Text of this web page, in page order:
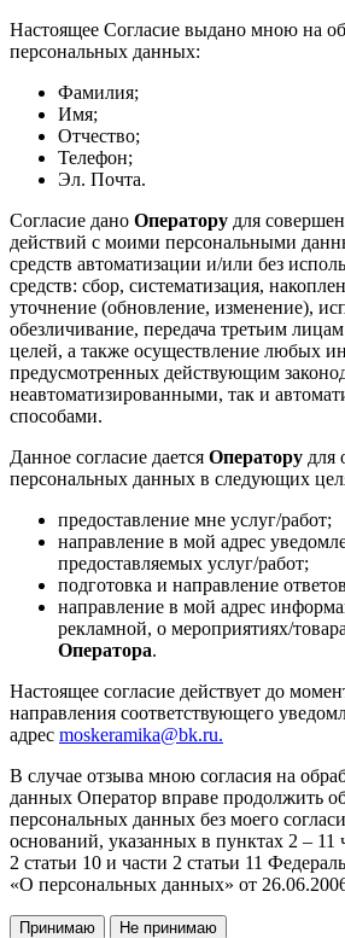
Настоящее Согласие выдано мною на
персональных данных:
Фамилия;
Имя;
Отчество;
Телефон;
Эл. Почта.
Согласие дано Оператору для
действий с моими персональными
средств автоматизации и/или без
средств: сбор, систематизация,
уточнение (обновление, изменение),
обезличивание, передача третьим
целей, а также осуществление любых
предусмотренных действующим
неавтоматизированными, так и
способами.
Данное согласие дается Оператору для
персональных данных в следующих
предоставление мне услуг/работ;
направление в мой адрес
предоставляемых услуг/работ;
подготовка и направление
направление в мой адрес
рекламной, о мероприятиях/
Оператора.
Настоящее согласие действует до
направления соответствующего
адрес moskeramika@bk.ru.
В случае отзыва мною согласия на
данных Оператор вправе продолжить
персональных данных без моего
оснований, указанных в пунктах 2 – 11
2 статьи 10 и части 2 статьи 11
«О персональных данных» от
Принимаю Не принимаю